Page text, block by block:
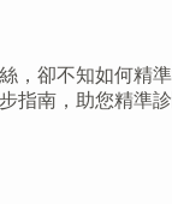
，卻不知如何精
指南，助您精準